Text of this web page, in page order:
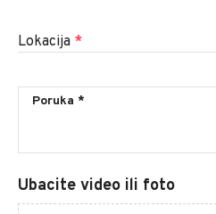
Lokacija *
Ubacite video ili foto